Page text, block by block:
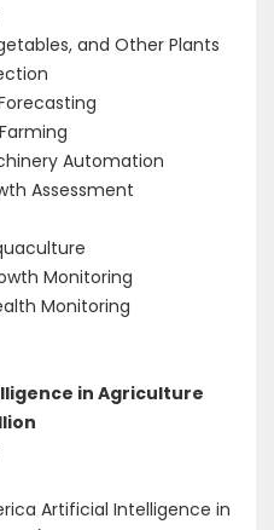
and Other Plants
Automation
Monitoring
Monitoring
in Agriculture
Intelligence in